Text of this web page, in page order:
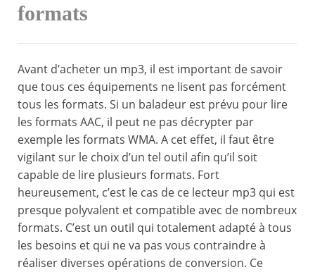
formats
Avant d’acheter un mp3, il est important de savoir
que tous ces équipements ne lisent pas forcément
tous les formats. Si un baladeur est prévu pour lire
les formats AAC, il peut ne pas décrypter par
exemple les formats WMA. A cet effet, il faut être
vigilant sur le choix d’un tel outil afin qu’il soit
capable de lire plusieurs formats. Fort
heureusement, c’est le cas de ce lecteur mp3 qui est
presque polyvalent et compatible avec de nombreux
formats. C’est un outil qui totalement adapté à tous
les besoins et qui ne va pas vous contraindre à
réaliser diverses opérations de conversion. Ce